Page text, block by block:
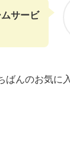
サービ
んのお気に入